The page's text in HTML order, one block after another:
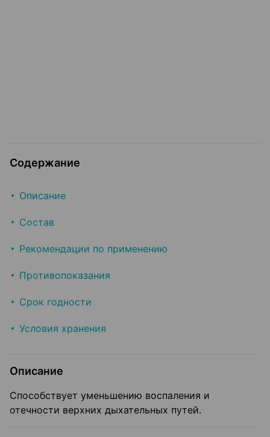
Содержание
Описание
Состав
Рекомендации по применению
Противопоказания
Срок годности
Условия хранения
Описание
Способствует уменьшению воспаления и
отечности верхних дыхательных путей.